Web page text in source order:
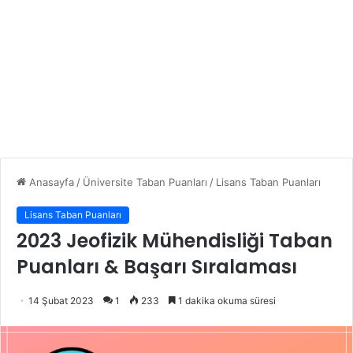
Anasayfa / Üniversite Taban Puanları / Lisans Taban Puanları
Lisans Taban Puanları
2023 Jeofizik Mühendisliği Taban
Puanları & Başarı Sıralaması
14 Şubat 2023 1 233 1 dakika okuma süresi